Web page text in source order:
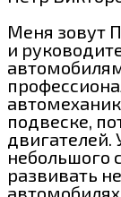
Меня зовут
и
подвеске,
двигателей.
небольшого
развивать